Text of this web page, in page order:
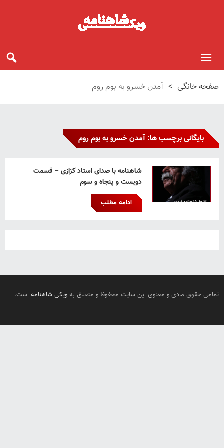
صفحه خانگی > آمدن خسرو به بوم روم
بایگانی برچسب ها: آمدن خسرو به بوم روم
شاهنامه با صدای استاد کزازی – قسمت
دویست و پنجاه و سوم
ادامه مطلب
تمامی حقوق مادی و معنوی این سایت محفوظ و متعلق به ویکی شاهنامه است.